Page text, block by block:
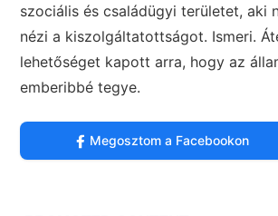
szociális és családügyi területet, aki
nézi a kiszolgáltatottságot. Ismeri.
lehetőséget kapott arra, hogy az
emberibbé tegye.
Megosztom a Facebookon